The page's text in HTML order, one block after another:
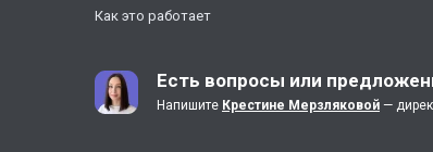
Как это работает
Есть вопросы или
Напишите Крестине Мерзляковой —